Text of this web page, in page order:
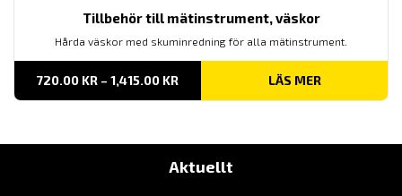
Tillbehör till mätinstrument, väskor
Hårda väskor med skuminredning för alla mätinstrument.
720.00 KR – 1,415.00 KRPRISINTERVALL:
TILL
LÄS MER
Aktuellt